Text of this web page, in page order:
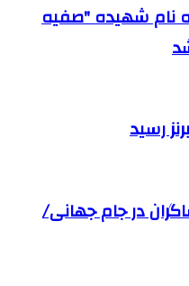
نام شهیده "صفیه
رسید
در جام جهانی/